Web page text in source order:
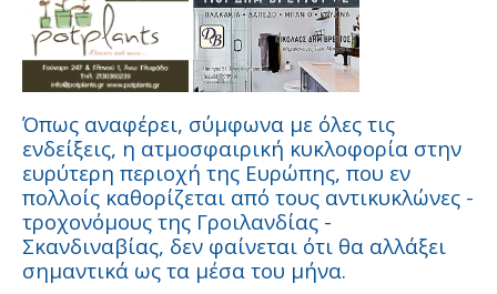
Όπως αναφέρει, σύμφωνα με όλες τις
ενδείξεις, η ατμοσφαιρική κυκλοφορία στην
ευρύτερη περιοχή της Ευρώπης, που εν
πολλοίς καθορίζεται από τους αντικυκλώνες -
τροχονόμους της Γροιλανδίας -
Σκανδιναβίας, δεν φαίνεται ότι θα αλλάξει
σημαντικά ως τα μέσα του μήνα.